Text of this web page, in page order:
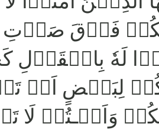
فَوۡقَ صَوۡتِ
لَهٗ بِالۡقَوۡلِ
لِبَعۡضٍ اَنۡ
وَاَنۡـتُمۡ لَا